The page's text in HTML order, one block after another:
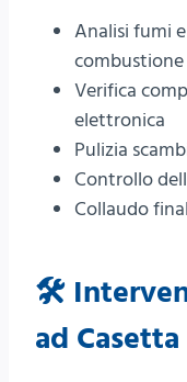
Analisi fumi
combustione
Verifica
elettronica
Pulizia
Controllo
Collaudo
🛠️
ad